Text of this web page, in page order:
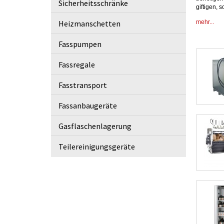
Sicherheitsschränke
Heizmanschetten
Fasspumpen
Fassregale
Fasstransport
Fassanbaugeräte
Gasflaschenlagerung
Teilereinigungsgeräte
giftigen,
und
zur
mehr...